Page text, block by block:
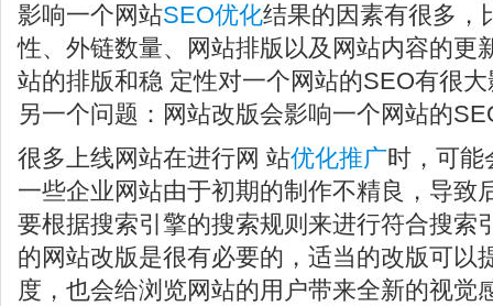
影响一个网站SEO优化结果的因素有很多，
性、外链数量、网站排版以及网站内容的更
站的排版和稳 定性对一个网站的SEO有很
另一个问题：网站改版会影响一个网站的
很多上线网站在进行网 站优化推广时，可能
一些企业网站由于初期的制作不精良，导致
要根据搜索引擎的搜索规则来进行符合搜索
的网站改版是很有必要的，适当的改版可以
度，也会给浏览网站的用户带来全新的视觉